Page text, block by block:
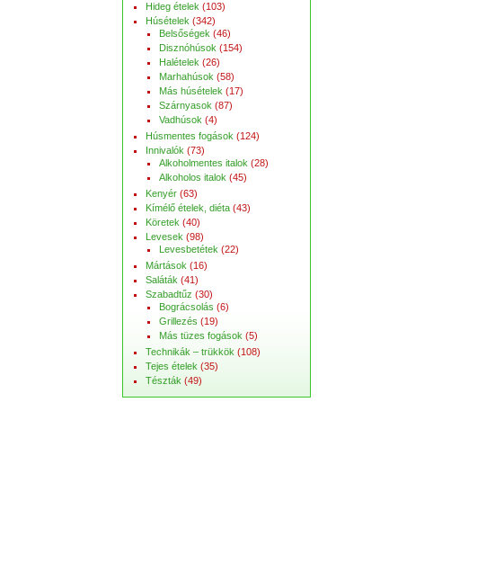
Hideg ételek (103)
Húsételek (342)
Belsőségek (46)
Disznóhúsok (154)
Halételek (26)
Marhahúsok (58)
Más húsételek (17)
Szárnyasok (87)
Vadhúsok (4)
Húsmentes fogások (124)
Innivalók (73)
Alkoholmentes italok (28)
Alkoholos italok (45)
Kenyér (63)
Kímélő ételek, diéta (43)
Köretek (40)
Levesek (98)
Levesbetétek (22)
Mártások (16)
Saláták (41)
Szabadtűz (30)
Bográcsolás (6)
Grillezés (19)
Más tüzes fogások (5)
Technikák – trükkök (108)
Tejes ételek (35)
Tészták (49)